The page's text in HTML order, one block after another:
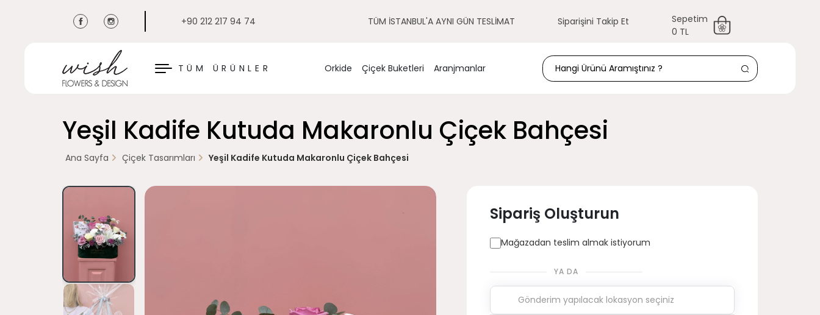
+90 212 217 94 74 TÜM İSTANBUL'A AYNI GÜN TESLİMAT Siparişini Takip Et
Sepetim
0 TL
TÜM ÜRÜNLER
KAPAT Orkide Çiçek Buketleri Aranjmanlar
Yeşil Kadife Kutuda Makaronlu Çiçek Bahçesi
Ana Sayfa Çiçek Tasarımları Yeşil Kadife Kutuda Makaronlu Çiçek Bahçesi
Sipariş Oluşturun
Mağazadan teslim almak istiyorum
YA DA